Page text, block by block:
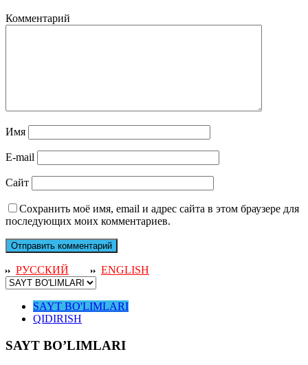
Комментарий
Имя
E-mail
Сайт
Сохранить моё имя, email и адрес сайта в этом браузере для
последующих моих комментариев.
РУССКИЙ ENGLISH
SAYT BO'LIMLARI
QIDIRISH
SAYT BO’LIMLARI